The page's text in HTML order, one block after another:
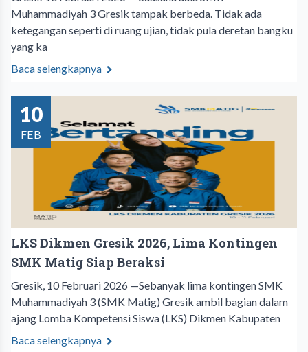
Muhammadiyah 3 Gresik tampak berbeda. Tidak ada
ketegangan seperti di ruang ujian, tidak pula deretan bangku
yang ka
Baca selengkapnya
10
FEB
LKS Dikmen Gresik 2026, Lima Kontingen
SMK Matig Siap Beraksi
Gresik, 10 Februari 2026 —Sebanyak lima kontingen SMK
Muhammadiyah 3 (SMK Matig) Gresik ambil bagian dalam
ajang Lomba Kompetensi Siswa (LKS) Dikmen Kabupaten
Baca selengkapnya